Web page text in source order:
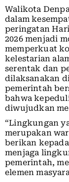
Walikota
dalam
peringatan
2026 menjadi
memperkuat
kelestarian
serentak dan
dilaksanakan
pemerintah
bahwa
diwujudkan
“Lingkungan
merupakan
berikan
menjaga
pemerintah,
elemen